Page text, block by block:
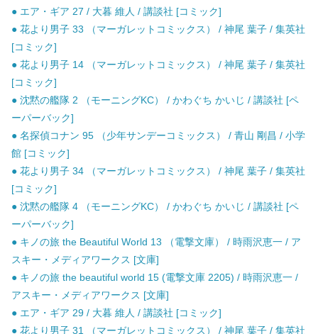
● エア・ギア 27 / 大暮 維人 / 講談社 [コミック]
● 花より男子 33 （マーガレットコミックス） / 神尾 葉子 / 集英社
[コミック]
● 花より男子 14 （マーガレットコミックス） / 神尾 葉子 / 集英社
[コミック]
● 沈黙の艦隊 2 （モーニングKC） / かわぐち かいじ / 講談社 [ペ
ーパーバック]
● 名探偵コナン 95 （少年サンデーコミックス） / 青山 剛昌 / 小学
館 [コミック]
● 花より男子 34 （マーガレットコミックス） / 神尾 葉子 / 集英社
[コミック]
● 沈黙の艦隊 4 （モーニングKC） / かわぐち かいじ / 講談社 [ペ
ーパーバック]
● キノの旅 the Beautiful World 13 （電撃文庫） / 時雨沢恵一 / ア
スキー・メディアワークス [文庫]
● キノの旅 the beautiful world 15 (電撃文庫 2205) / 時雨沢恵一 /
アスキー・メディアワークス [文庫]
● エア・ギア 29 / 大暮 維人 / 講談社 [コミック]
● 花より男子 31 （マーガレットコミックス） / 神尾 葉子 / 集英社